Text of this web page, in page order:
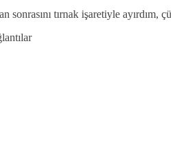
tırnak işaretiyle ayırdım,